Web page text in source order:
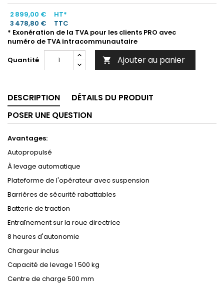
2 899,00 €
HT*
3 478,80 €
TTC
* Exonération de la TVA pour les clients PRO avec
numéro de TVA intracommunautaire
Quantité
 Ajouter au panier
DESCRIPTION
DÉTAILS DU PRODUIT
POSER UNE QUESTION
Avantages:
Autopropulsé
À levage automatique
Plateforme de l'opérateur avec suspension
Barrières de sécurité rabattables
Batterie de traction
Entraînement sur la roue directrice
8 heures d'autonomie
Chargeur inclus
Capacité de levage 1 500 kg
Centre de charge 500 mm